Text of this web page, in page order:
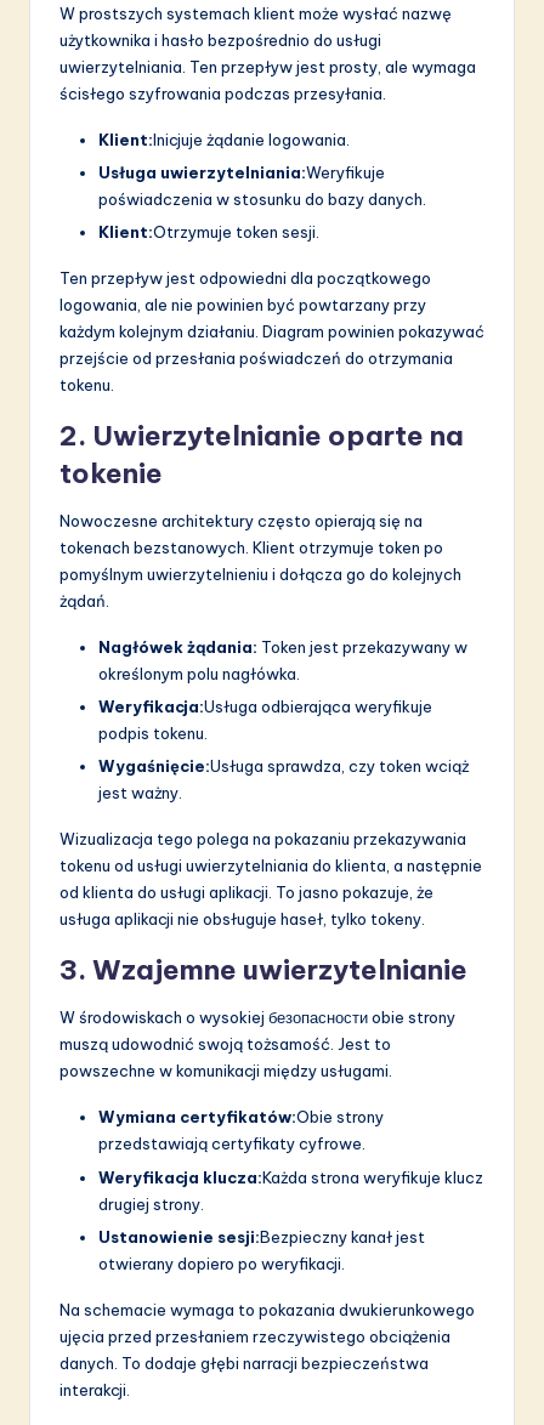
W prostszych systemach klient może wysłać nazwę
użytkownika i hasło bezpośrednio do usługi
uwierzytelniania. Ten przepływ jest prosty, ale wymaga
ścisłego szyfrowania podczas przesyłania.
Klient:Inicjuje żądanie logowania.
Usługa uwierzytelniania:Weryfikuje
poświadczenia w stosunku do bazy danych.
Klient:Otrzymuje token sesji.
Ten przepływ jest odpowiedni dla początkowego
logowania, ale nie powinien być powtarzany przy
każdym kolejnym działaniu. Diagram powinien pokazywać
przejście od przesłania poświadczeń do otrzymania
tokenu.
2. Uwierzytelnianie oparte na
tokenie
Nowoczesne architektury często opierają się na
tokenach bezstanowych. Klient otrzymuje token po
pomyślnym uwierzytelnieniu i dołącza go do kolejnych
żądań.
Nagłówek żądania: Token jest przekazywany w
określonym polu nagłówka.
Weryfikacja:Usługa odbierająca weryfikuje
podpis tokenu.
Wygaśnięcie:Usługa sprawdza, czy token wciąż
jest ważny.
Wizualizacja tego polega na pokazaniu przekazywania
tokenu od usługi uwierzytelniania do klienta, a następnie
od klienta do usługi aplikacji. To jasno pokazuje, że
usługa aplikacji nie obsługuje haseł, tylko tokeny.
3. Wzajemne uwierzytelnianie
W środowiskach o wysokiej безопасности obie strony
muszą udowodnić swoją tożsamość. Jest to
powszechne w komunikacji między usługami.
Wymiana certyfikatów:Obie strony
przedstawiają certyfikaty cyfrowe.
Weryfikacja klucza:Każda strona weryfikuje klucz
drugiej strony.
Ustanowienie sesji:Bezpieczny kanał jest
otwierany dopiero po weryfikacji.
Na schemacie wymaga to pokazania dwukierunkowego
ujęcia przed przesłaniem rzeczywistego obciążenia
danych. To dodaje głębi narracji bezpieczeństwa
interakcji.